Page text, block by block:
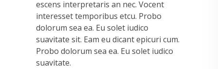
escens interpretaris an nec. Vocent
interesset temporibus etcu. Probo
dolorum sea ea. Eu solet iudico
suavitate sit. Eam eu dicant epicuri cum.
Probo dolorum sea ea. Eu solet iudico
suavitate.